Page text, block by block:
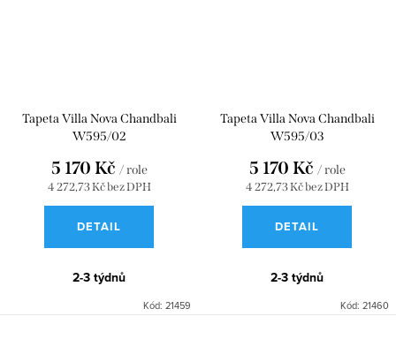
Tapeta Villa Nova Chandbali
W595/02
4 272,73 Kč bez DPH
5 170 Kč / role
DETAIL
2-3 týdnů
Kód: 21459
Tapeta Villa Nova Chandbali
W595/03
4 272,73 Kč bez DPH
5 170 Kč / role
DETAIL
2-3 týdnů
Kód: 21460